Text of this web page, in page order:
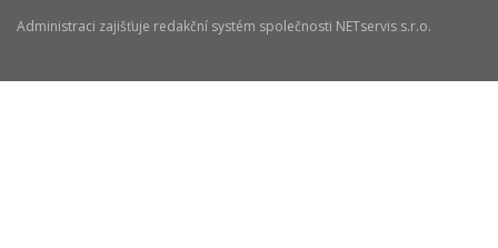
Administraci zajišťuje redakční systém společnosti NETservis s.r.o.